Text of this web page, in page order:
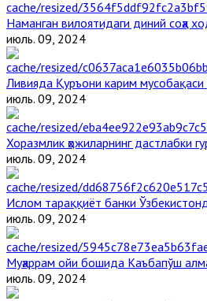
Наманган вилоятидаги диний соҳа
июль. 09, 2024
Ливияда Қуръони карим мусобақаси
июль. 09, 2024
Хоразмлик ҳожиларнинг дастлабки
июль. 09, 2024
Ислом тараққиёт банки
июль. 09, 2024
Муҳаррам ойи бошида Каъбапўш
июль. 09, 2024